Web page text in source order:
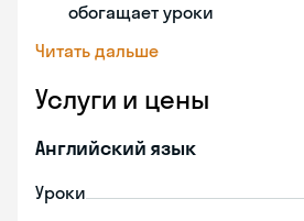
обогащает уроки
Читать дальше
Услуги и цены
Английский язык
Уроки